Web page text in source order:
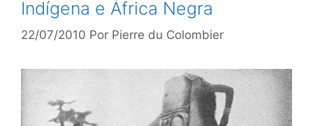
Indígena e África Negra
22/07/2010 Por Pierre du Colombier